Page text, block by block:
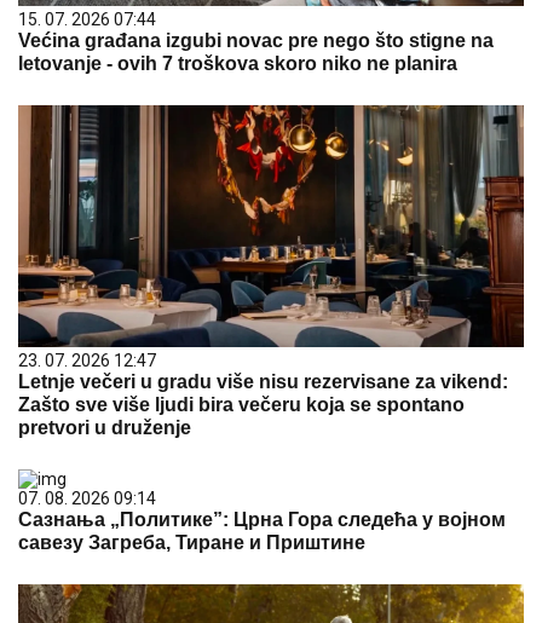
15. 07. 2026 07:44
Većina građana izgubi novac pre nego što stigne na
letovanje - ovih 7 troškova skoro niko ne planira
23. 07. 2026 12:47
Letnje večeri u gradu više nisu rezervisane za vikend:
Zašto sve više ljudi bira večeru koja se spontano
pretvori u druženje
07. 08. 2026 09:14
Сазнања „Политике”: Црна Гора следећа у војном
савезу Загреба, Тиране и Приштине